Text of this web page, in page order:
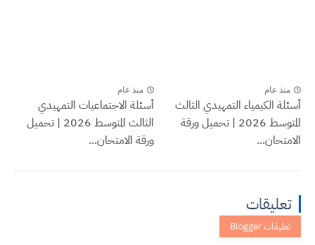
منذ عام
أسئلة الكيمياء التمهيدي الثالث
المتوسط 2026 | تحميل ورقة
الامتحان...
منذ عام
أسئلة الاجتماعيات التمهيدي
الثالث المتوسط 2026 | تحميل
ورقة الامتحان...
تعليقات